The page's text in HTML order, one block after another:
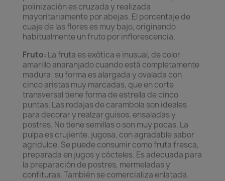
polinización es cruzada y realizada
mayoritariamente por abejas. El porcentaje de
cuaje de las flores es muy bajo, originando
habitualmente un fruto por inflorescencia.
Fruto: La fruta es exótica e inusual, de color
amarillo anaranjado cuando está completamente
madura; su forma es alargada y ovalada con
cinco aristas muy marcadas, que en corte
transversal tiene forma de estrella de cinco
puntas. Las rodajas de carambola son ideales
para decorar y realzar guisos, ensaladas y
postres. No tiene semillas o son muy pocas. La
pulpa es crujiente, jugosa, con agradable sabor
agridulce. Se puede consumir como fruta fresca,
preparada en jugos y cócteles. Es adecuada para
la preparación de postres, mermeladas y
confituras. También se comercializa enlatada.